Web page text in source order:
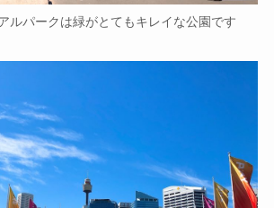
ルパークは緑がとてもキレイな公園です